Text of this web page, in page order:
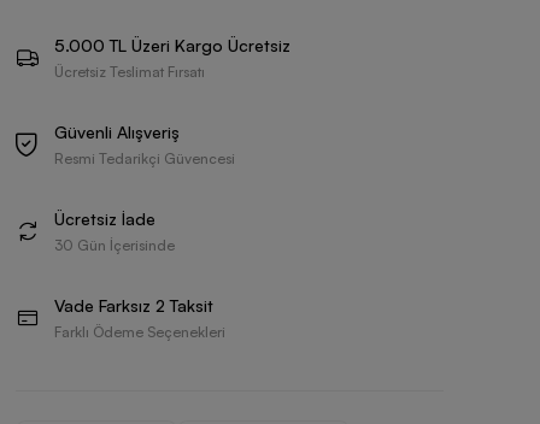
5.000 TL Üzeri Kargo Ücretsiz
Ücretsiz Teslimat Fırsatı
Güvenli Alışveriş
Resmi Tedarikçi Güvencesi
Ücretsiz İade
30 Gün İçerisinde
Vade Farksız 2 Taksit
Farklı Ödeme Seçenekleri